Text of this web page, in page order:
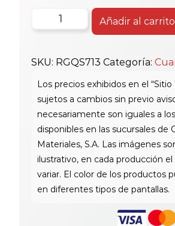
Cuarzo
Rg
Qs713
C/Zocalo
cantidad
Añadir al carrito
SKU: RGQS713 Categoría: